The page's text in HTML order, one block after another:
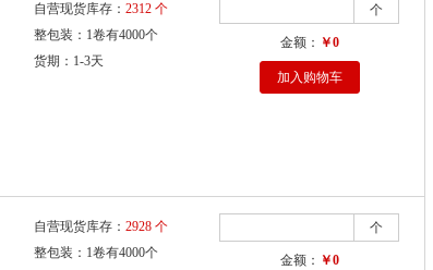
自营现货库存： 2312 个
整包装：1卷有4000个
货期：1-3天
个
金额： ￥0
加入购物车
自营现货库存： 2928 个
整包装：1卷有4000个
个
金额： ￥0